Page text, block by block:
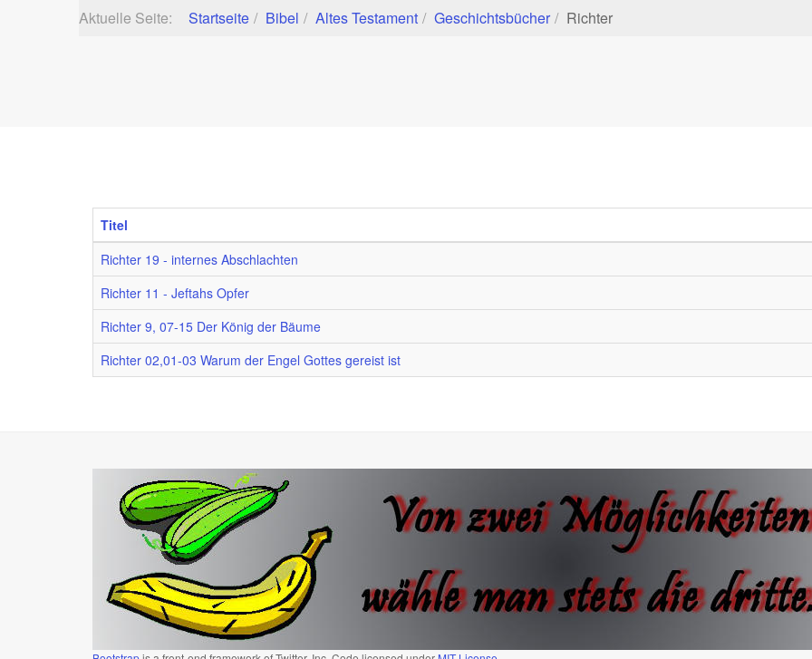
Aktuelle Seite: Startseite Bibel Altes Testament Geschichtsbücher Richter
Titel
Richter 19 - internes Abschlachten
Richter 11 - Jeftahs Opfer
Richter 9, 07-15 Der König der Bäume
Richter 02,01-03 Warum der Engel Gottes gereist ist